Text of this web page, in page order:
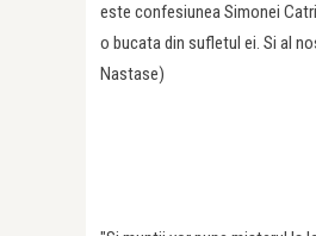
este confesiunea Simonei
o bucata din sufletul ei. Si al
Nastase)